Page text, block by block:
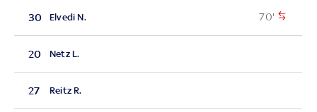
30 Elvedi N. 70'
20 Netz L.
27 Reitz R.